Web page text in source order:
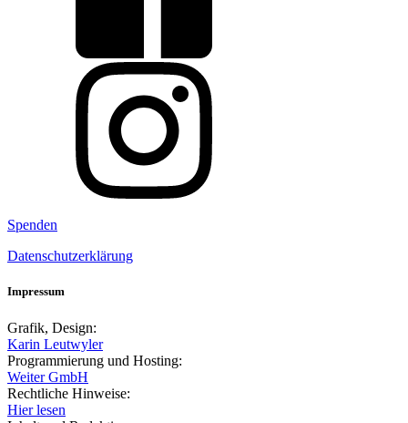
Spenden
Datenschutzerklärung
Impressum
Grafik, Design:
Karin Leutwyler
Programmierung und Hosting:
Weiter GmbH
Rechtliche Hinweise:
Hier lesen